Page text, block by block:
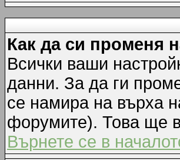
Как да си променя
Всички ваши
данни. За да ги
се намира на върха
форумите). Това ще
Върнете се в